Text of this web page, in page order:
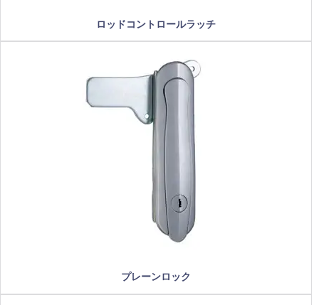
ロッドコントロールラッチ
プレーンロック